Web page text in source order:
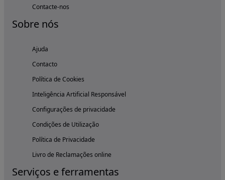
Contacte-nos
Sobre nós
Ajuda
Contacto
Política de Cookies
Inteligência Artificial Responsável
Configurações de privacidade
Condições de Utilização
Política de Privacidade
Livro de Reclamações online
Serviços e ferramentas